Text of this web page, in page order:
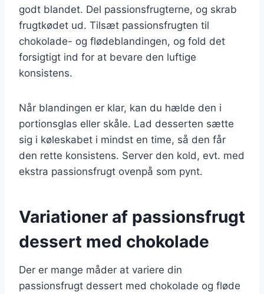
godt blandet. Del passionsfrugterne, og skrab
frugtkødet ud. Tilsæt passionsfrugten til
chokolade- og flødeblandingen, og fold det
forsigtigt ind for at bevare den luftige
konsistens.
Når blandingen er klar, kan du hælde den i
portionsglas eller skåle. Lad desserten sætte
sig i køleskabet i mindst en time, så den får
den rette konsistens. Server den kold, evt. med
ekstra passionsfrugt ovenpå som pynt.
Variationer af passionsfrugt
dessert med chokolade
Der er mange måder at variere din
passionsfrugt dessert med chokolade og fløde